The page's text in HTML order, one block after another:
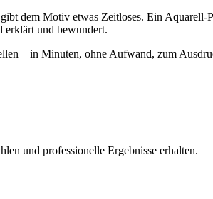
dem Motiv etwas Zeitloses. Ein
erklärt und bewundert.
– in Minuten, ohne Aufwand, zum
und professionelle Ergebnisse erhalten.